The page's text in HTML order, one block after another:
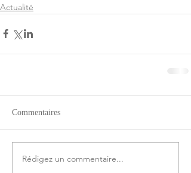
Actualité
Commentaires
Rédigez un commentaire...